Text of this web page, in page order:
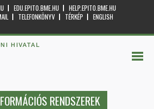
EDU.EPITO.BME.HU
HELP.EPITO.BME.HU
TELEFONKÖNYV TÉRKÉP
ENGLISH
HIVATAL
RENDSZEREK